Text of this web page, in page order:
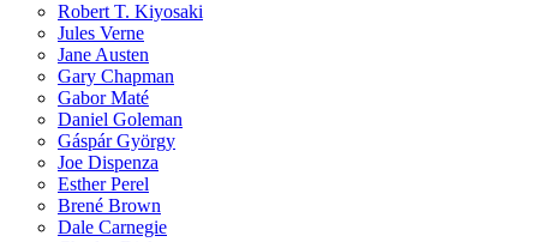
Robert T. Kiyosaki
Jules Verne
Jane Austen
Gary Chapman
Gabor Maté
Daniel Goleman
Gáspár György
Joe Dispenza
Esther Perel
Brené Brown
Dale Carnegie